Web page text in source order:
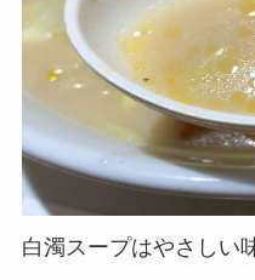
白濁スープはやさしい